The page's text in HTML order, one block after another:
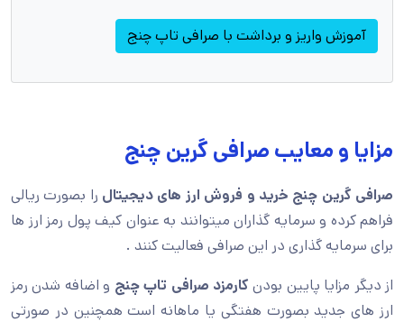
آموزش واریز و برداشت با صرافی تاپ چنج
مزایا و معایب صرافی گرین چنج
صرافی گرین چنج خرید و فروش ارز های دیجیتال را بصورت ریالی
فراهم کرده و سرمایه گذاران میتوانند به عنوان کیف پول رمز ارز ها
برای سرمایه گذاری در این صرافی فعالیت کنند .
از دیگر مزایا پایین بودن کارمزد صرافی تاپ چنج و اضافه شدن رمز
ارز های جدید بصورت هفتگی یا ماهانه است همچنین در صورتی